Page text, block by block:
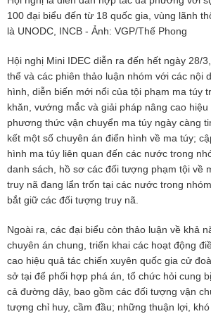
100 đại biểu đến từ 18 quốc gia, vùng lãnh
là UNODC, INCB - Ảnh: VGP/Thế Phong
Hội nghị Mini IDEC diễn ra đến hết ngày 28/
thể và các phiên thảo luận nhóm với các nội
hình, diễn biến mới nổi của tội phạm ma túy
khăn, vướng mắc và giải pháp nâng cao
phương thức vận chuyển ma túy ngày càng
kết một số chuyên án điển hình về ma túy;
hình ma túy liên quan đến các nước trong
danh sách, hồ sơ các đối tượng phạm tội về
truy nã đang lẩn trốn tại các nước trong
bắt giữ các đối tượng truy nã.
Ngoài ra, các đại biểu còn thảo luận về khả
chuyên án chung, triển khai các hoạt động
cao hiệu quả tác chiến xuyên quốc gia cử
sở tại để phối hợp phá án, tổ chức hỏi cung
cả đường dây, bao gồm các đối tượng vận
tượng chỉ huy, cầm đầu; những thuận lợi,